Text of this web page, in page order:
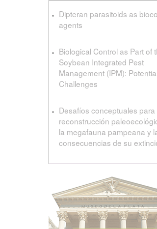
Dipteran parasitoids as
agents
Biological Control as Part of
Soybean Integrated Pest
Management (IPM):
Challenges
Desafíos conceptuales para
reconstrucción
la megafauna pampeana y
consecuencias de su